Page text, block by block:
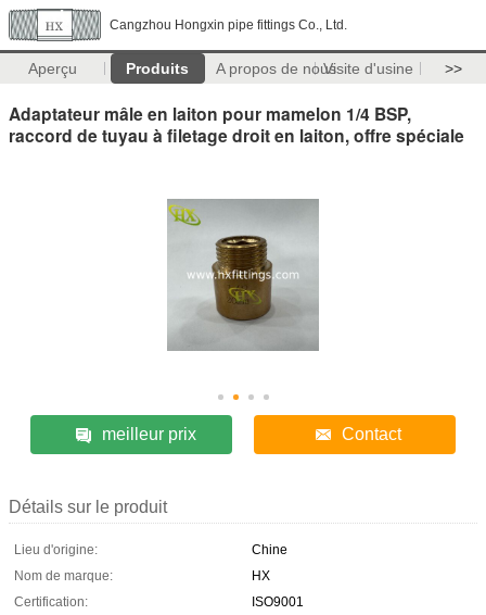
Cangzhou Hongxin pipe fittings Co., Ltd.
Aperçu Produits A propos de nousVisite d'usine >>
Adaptateur mâle en laiton pour mamelon 1/4 BSP,
raccord de tuyau à filetage droit en laiton, offre spéciale
meilleur prix Contact
Détails sur le produit
Lieu d'origine:
Chine
Nom de marque:
HX
Certification:
ISO9001